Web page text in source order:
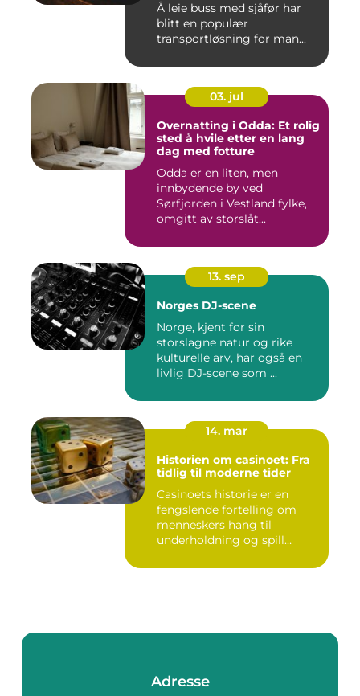
Å leie buss med sjåfør har
blitt en populær
transportløsning for man...
03. jul
Overnatting i Odda: Et rolig
sted å hvile etter en lang
dag med fotture
Odda er en liten, men
innbydende by ved
Sørfjorden i Vestland fylke,
omgitt av storslåt...
13. sep
Norges DJ-scene
Norge, kjent for sin
storslagne natur og rike
kulturelle arv, har også en
livlig DJ-scene som ...
14. mar
Historien om casinoet: Fra
tidlig til moderne tider
Casinoets historie er en
fengslende fortelling om
menneskers hang til
underholdning og spill
Adresse